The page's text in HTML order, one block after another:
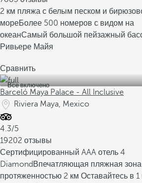
2 км пляжа с белым песком и
мореБолее 500 номеров с видом на
океанСамый большой пейзажный
Ривьере Майя
Сравнить
Все включено
Barceló Maya Palace - All Inclusive
Riviera Maya, Mexico
4.3/5
19202 отзывы
Сертифицированный AAA отель 4
Diamond Впечатляющая пляжная зона
протяженностью 2 км Оставайтесь в 1